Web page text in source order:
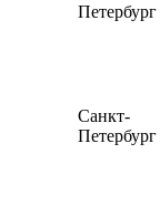
Петербург
Санкт-
Петербург